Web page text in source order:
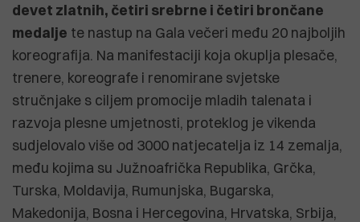
devet zlatnih, četiri srebrne i četiri brončane
medalje te nastup na Gala večeri među 20 najboljih
koreografija. Na manifestaciji koja okuplja plesače,
trenere, koreografe i renomirane svjetske
stručnjake s ciljem promocije mladih talenata i
razvoja plesne umjetnosti, proteklog je vikenda
sudjelovalo više od 3000 natjecatelja iz 14 zemalja,
među kojima su Južnoafrička Republika, Grčka,
Turska, Moldavija, Rumunjska, Bugarska,
Makedonija, Bosna i Hercegovina, Hrvatska, Srbija,